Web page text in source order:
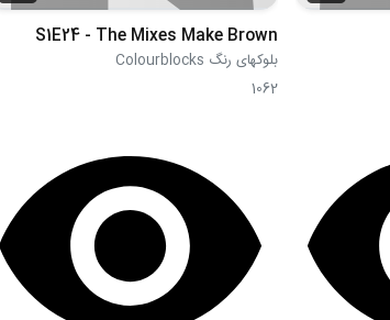
S1E24 - The Mixes Make Brown
بلوکهای رنگ Colourblocks
1062